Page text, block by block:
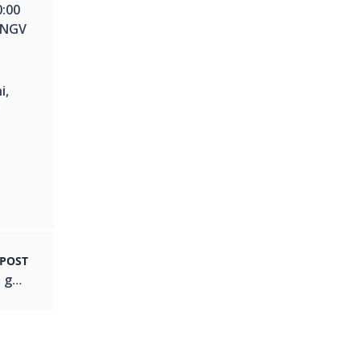
Lettere inedite sulla realizzazione della Carta geologia della Sicilia (1877-1881)